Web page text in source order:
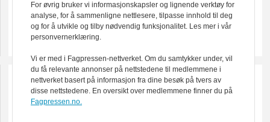
For øvrig bruker vi informasjonskapsler og lignende verktøy for
analyse, for å sammenligne nettlesere, tilpasse innhold til deg
og for å utvikle og tilby nødvendig funksjonalitet. Les mer i vår
personvernerklæring.
Vi er med i Fagpressen-nettverket. Om du samtykker under, vil
du få relevante annonser på nettstedene til medlemmene i
nettverket basert på informasjon fra dine besøk på tvers av
disse nettstedene. En oversikt over medlemmene finner du på
Fagpressen.no.